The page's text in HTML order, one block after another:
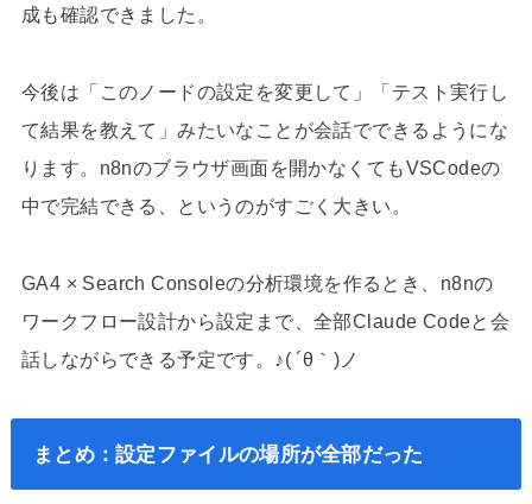
成も確認できました。
今後は「このノードの設定を変更して」「テスト実行し
て結果を教えて」みたいなことが会話でできるようにな
ります。n8nのブラウザ画面を開かなくてもVSCodeの
中で完結できる、というのがすごく大きい。
GA4 × Search Consoleの分析環境を作るとき、n8nの
ワークフロー設計から設定まで、全部Claude Codeと会
話しながらできる予定です。♪( ´θ｀)ノ
まとめ：設定ファイルの場所が全部だった